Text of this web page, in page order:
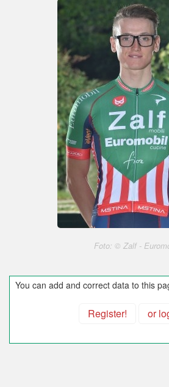
Foto: © Zalf -
You can add and correct data to this
Register! or